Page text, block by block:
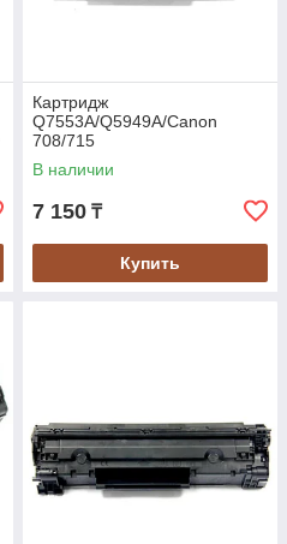
Картридж
Q7553A/Q5949A/Canon
708/715
В наличии
7 150 ₸
Купить